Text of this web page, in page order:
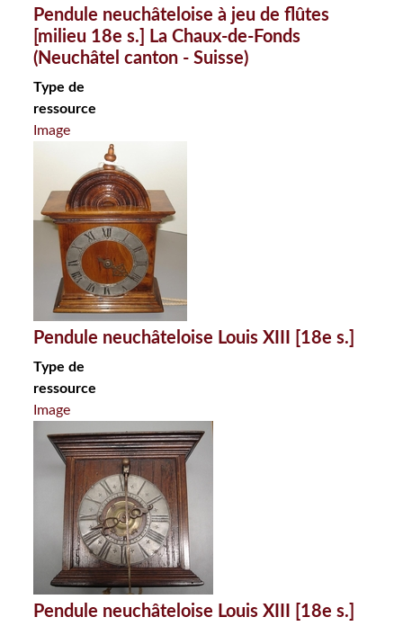
Pendule neuchâteloise à jeu de flûtes
[milieu 18e s.] La Chaux-de-Fonds
(Neuchâtel canton - Suisse)
Type de
ressource
Image
Pendule neuchâteloise Louis XIII [18e s.]
Type de
ressource
Image
Pendule neuchâteloise Louis XIII [18e s.]